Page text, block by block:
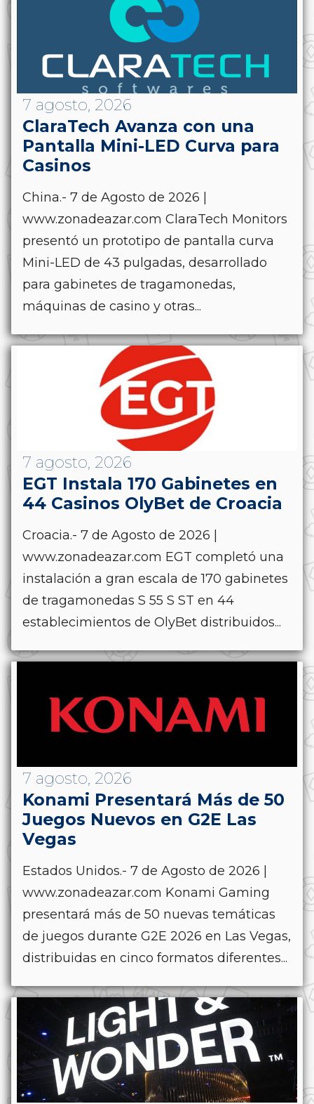
7 agosto, 2026
ClaraTech Avanza con una
Pantalla Mini-LED Curva para
Casinos
China.- 7 de Agosto de 2026 |
www.zonadeazar.com ClaraTech Monitors
presentó un prototipo de pantalla curva
Mini-LED de 43 pulgadas, desarrollado
para gabinetes de tragamonedas,
máquinas de casino y otras...
7 agosto, 2026
EGT Instala 170 Gabinetes en
44 Casinos OlyBet de Croacia
Croacia.- 7 de Agosto de 2026 |
www.zonadeazar.com EGT completó una
instalación a gran escala de 170 gabinetes
de tragamonedas S 55 S ST en 44
establecimientos de OlyBet distribuidos...
7 agosto, 2026
Konami Presentará Más de 50
Juegos Nuevos en G2E Las
Vegas
Estados Unidos.- 7 de Agosto de 2026 |
www.zonadeazar.com Konami Gaming
presentará más de 50 nuevas temáticas
de juegos durante G2E 2026 en Las Vegas,
distribuidas en cinco formatos diferentes...